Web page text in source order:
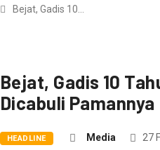
Bejat, Gadis 10…
Bejat, Gadis 10
Dicabuli Pamannya
HEADLINE Media 27